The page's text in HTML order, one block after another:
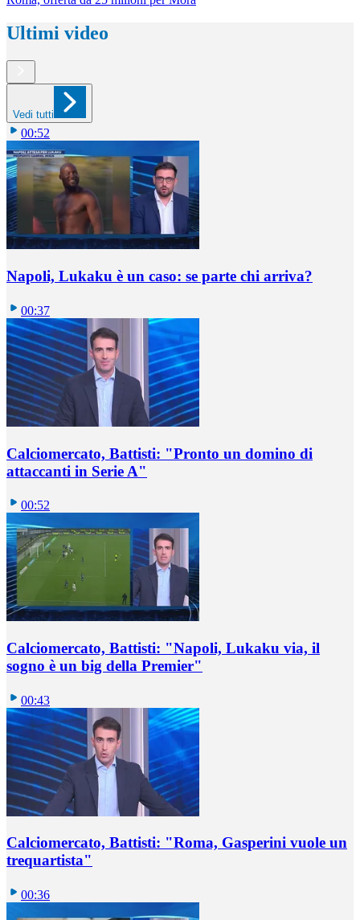
Ultimi video
Vedi tutti
00:52
Napoli, Lukaku è un caso: se parte chi arriva?
00:37
Calciomercato, Battisti: "Pronto un domino di
attaccanti in Serie A"
00:52
Calciomercato, Battisti: "Napoli, Lukaku via, il
sogno è un big della Premier"
00:43
Calciomercato, Battisti: "Roma, Gasperini vuole un
trequartista"
00:36